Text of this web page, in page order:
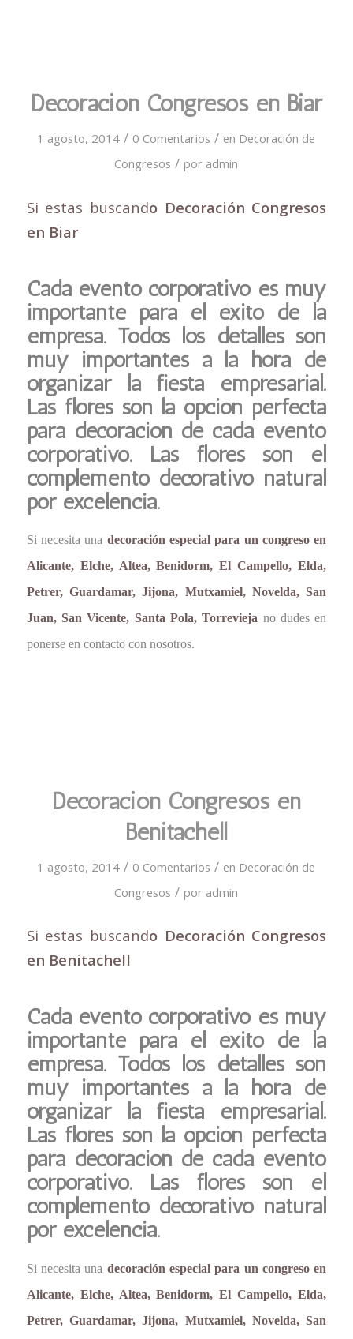
Decoración Congresos en Biar
1 agosto, 2014 / 0 Comentarios / en Decoración de
Congresos / por admin
Si estas buscando Decoración Congresos
en Biar
Cada evento corporativo es muy
importante para el éxito de la
empresa. Todos los detalles son
muy importantes a la hora de
organizar la fiesta empresarial.
Las flores son la opción perfecta
para decoración de cada evento
corporativo. Las flores son el
complemento decorativo natural
por excelencia.
Si necesita una decoración especial para un congreso en
Alicante, Elche, Altea, Benidorm, El Campello, Elda,
Petrer, Guardamar, Jijona, Mutxamiel, Novelda, San
Juan, San Vicente, Santa Pola, Torrevieja no dudes en
ponerse en contacto con nosotros.
Decoración Congresos en
Benitachell
1 agosto, 2014 / 0 Comentarios / en Decoración de
Congresos / por admin
Si estas buscando Decoración Congresos
en Benitachell
Cada evento corporativo es muy
importante para el éxito de la
empresa. Todos los detalles son
muy importantes a la hora de
organizar la fiesta empresarial.
Las flores son la opción perfecta
para decoración de cada evento
corporativo. Las flores son el
complemento decorativo natural
por excelencia.
Si necesita una decoración especial para un congreso en
Alicante, Elche, Altea, Benidorm, El Campello, Elda,
Petrer, Guardamar, Jijona, Mutxamiel, Novelda, San